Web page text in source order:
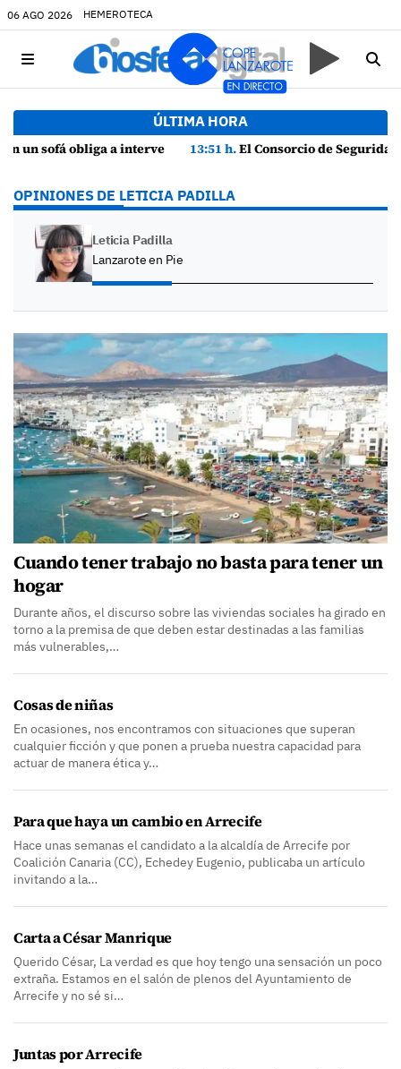
06 AGO 2026 HEMEROTECA
ÚLTIMA HORA
13:51 h.El Consorcio de Seguridad y Emergencias de Lanzarote presenta la Guía de Seguridad en Actividades Náuticas
OPINIONES DE LETICIA PADILLA
Leticia Padilla
Lanzarote en Pie
Cuando tener trabajo no basta para tener un
hogar
Durante años, el discurso sobre las viviendas sociales ha girado en
torno a la premisa de que deben estar destinadas a las familias
más vulnerables,…
Cosas de niñas
En ocasiones, nos encontramos con situaciones que superan
cualquier ficción y que ponen a prueba nuestra capacidad para
actuar de manera ética y…
Para que haya un cambio en Arrecife
Hace unas semanas el candidato a la alcaldía de Arrecife por
Coalición Canaria (CC), Echedey Eugenio, publicaba un artículo
invitando a la…
Carta a César Manrique
Querido César, La verdad es que hoy tengo una sensación un poco
extraña. Estamos en el salón de plenos del Ayuntamiento de
Arrecife y no sé si…
Juntas por Arrecife